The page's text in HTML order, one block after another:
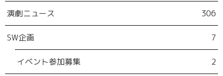
演劇ニュース 306
SW企画 7
イベント参加募集 2